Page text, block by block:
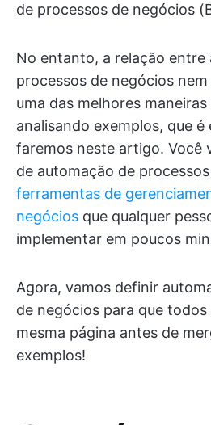
de processos de negócios
No entanto, a relação entre
processos de negócios
uma das melhores
analisando exemplos, que
faremos neste artigo. Você
de automação de
ferramentas de
negócios que qualquer
implementar em poucos
Agora, vamos definir
de negócios para que todos
mesma página antes de
exemplos!